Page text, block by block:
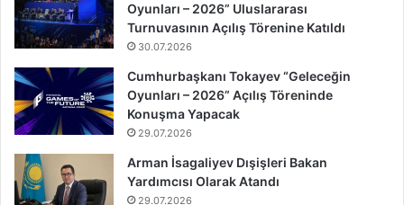
Oyunları – 2026” Uluslararası
Turnuvasının Açılış Törenine Katıldı
30.07.2026
Cumhurbaşkanı Tokayev “Geleceğin
Oyunları – 2026” Açılış Töreninde
Konuşma Yapacak
29.07.2026
Arman İsagaliyev Dışişleri Bakan
Yardımcısı Olarak Atandı
29.07.2026